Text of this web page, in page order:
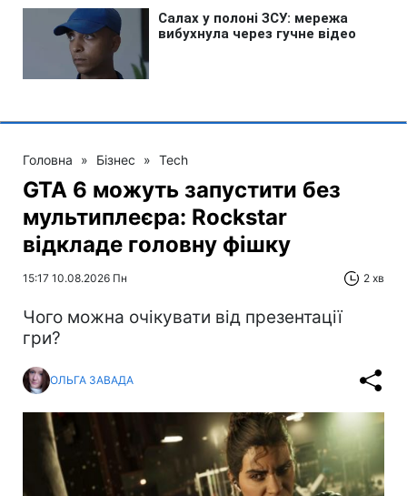
Головна » Бізнес » Tech
GTA 6 можуть запустити без
мультиплеєра: Rockstar
відкладе головну фішку
15:17 10.08.2026 Пн 2 хв
Чого можна очікувати від презентації
гри?
ОЛЬГА ЗАВАДА